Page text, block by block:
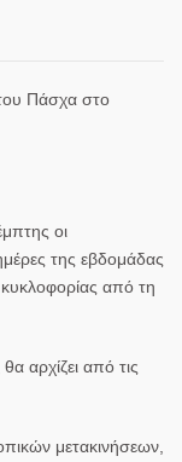
Πάσχα στο
οι
της εβδομάδας
από τη
αρχίζει από τις
μετακινήσεων,